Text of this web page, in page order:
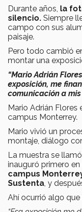
Durante años, la
silencio. Siempre
campo con sus
paisaje.
Pero todo cambió
montar una
“Mario Adrián
exposición, me
comunicación a mis
Mario Adrián
campus Monterrey.
Mario vivió un
montaje, diálogo
La muestra se llamó
inauguró primero en
campus
Sustenta, y
Ahí ocurrió algo que